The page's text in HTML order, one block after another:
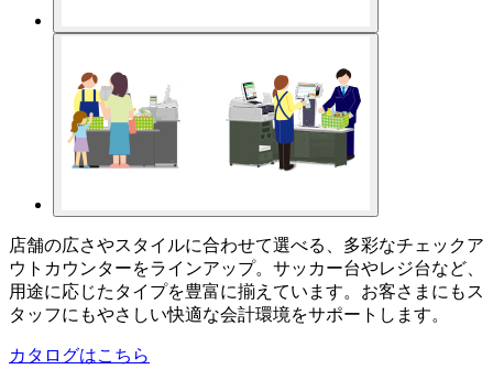
店舗の広さやスタイルに合わせて選べる、多彩なチェックア
ウトカウンターをラインアップ。サッカー台やレジ台など、
用途に応じたタイプを豊富に揃えています。お客さまにもス
タッフにもやさしい快適な会計環境をサポートします。
カタログはこちら